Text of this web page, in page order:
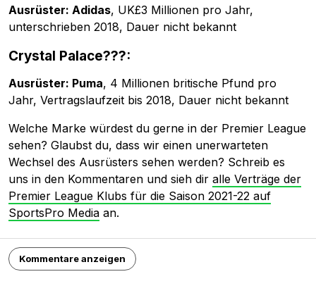
Ausrüster: Adidas, UK£3 Millionen pro Jahr,
unterschrieben 2018, Dauer nicht bekannt
Crystal Palace???:
Ausrüster: Puma, 4 Millionen britische Pfund pro
Jahr, Vertragslaufzeit bis 2018, Dauer nicht bekannt
Welche Marke würdest du gerne in der Premier League
sehen? Glaubst du, dass wir einen unerwarteten
Wechsel des Ausrüsters sehen werden? Schreib es
uns in den Kommentaren und sieh dir alle Verträge der
Premier League Klubs für die Saison 2021-22 auf
SportsPro Media an.
Kommentare anzeigen